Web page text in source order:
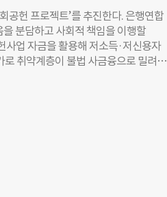
걸쳐 생존권을 위협받고 있다고 지적
이자 수입을 올리고 있으나, 피해 주
고수하고 있다. 캄보디아 현지 인권단
들이 캄보디아 주민들에게 과도한 부
국민은행과 우리은행은 즉각 자회사
공헌 프로젝트’를 추진한다. 은행연합
분담하고 사회적 책임을 이행할
사업 자금을 활용해 저소득·저신용자
취약계층이 불법 사금융으로 밀려나